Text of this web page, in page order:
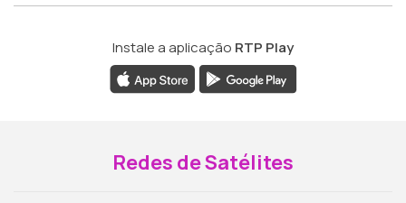
Instale a aplicação RTP Play
Redes de Satélites